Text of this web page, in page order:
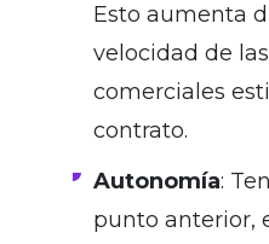
Esto aumenta
velocidad de
comerciales
contrato.
Autonomía:
punto anterior,